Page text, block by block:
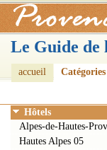
Le Guide de
accueil Catégories
Hôtels
Alpes-de-Hautes-
Hautes Alpes 05